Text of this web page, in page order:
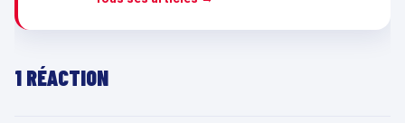
1 RÉACTION